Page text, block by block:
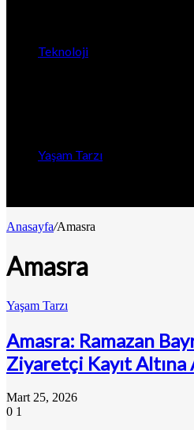
Teknoloji
Yaşam Tarzı
Anasayfa/Amasra
Amasra
Yaşam Tarzı
Amasra: Ramazan
Ziyaretçi Kayıt Altına
Mart 25, 2026
0 1